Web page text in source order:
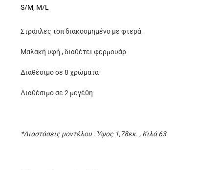
ποσότητα
S/M, M/L
Στράπλες τοπ διακοσμημένο με φτερά
Μαλακή υφή , διαθέτει φερμουάρ
Διαθέσιμο σε 8 χρώματα
Διαθέσιμο σε 2 μεγέθη
*Διαστάσεις μοντέλου : Ύψος 1,78εκ. , Κιλά 63